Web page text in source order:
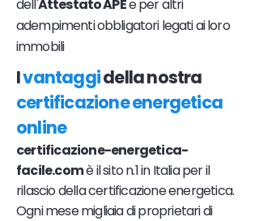
dell'Attestato APEe per altri
adempimenti obbligatori legati ai loro
immobili
Ivantaggidella nostra
certificazione energetica
online
certificazione-energetica-
facile.comè il sito n.1 in Italia per il
rilascio della certificazione energetica.
Ogni mese migliaia di proprietari di